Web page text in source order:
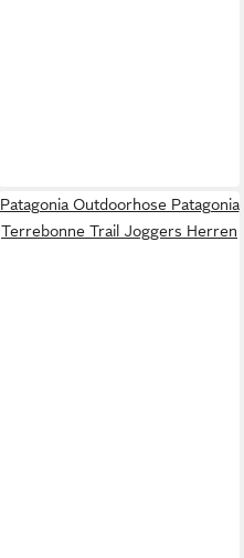
Patagonia Outdoorhose Patagonia
Terrebonne Trail Joggers Herren